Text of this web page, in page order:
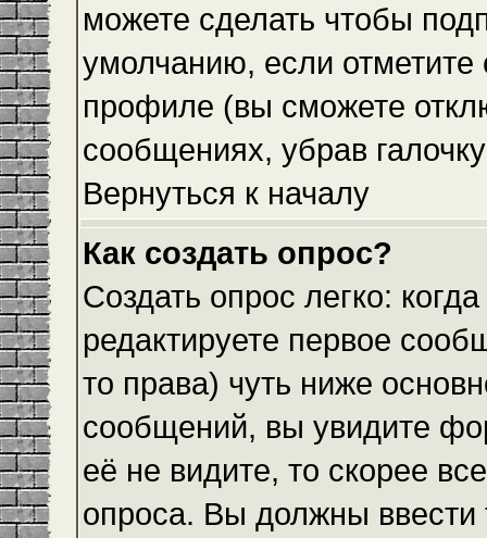
можете сделать чтобы
умолчанию, если
профиле (вы сможете
сообщениях, убрав
Вернуться к началу
Как создать опрос?
Создать опрос легко:
редактируете первое
то права) чуть ниже
сообщений, вы увидите
её не видите, то скорее
опроса. Вы должны